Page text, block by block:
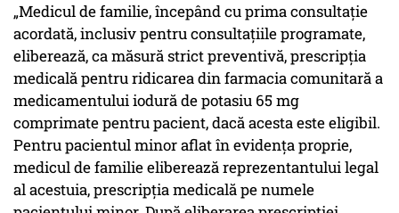
„Medicul de familie, începând cu prima consultație
acordată, inclusiv pentru consultațiile programate,
eliberează, ca măsură strict preventivă, prescripția
medicală pentru ridicarea din farmacia comunitară a
medicamentului iodură de potasiu 65 mg
comprimate pentru pacient, dacă acesta este eligibil.
Pentru pacientul minor aflat în evidența proprie,
medicul de familie eliberează reprezentantului legal
al acestuia, prescripția medicală pe numele